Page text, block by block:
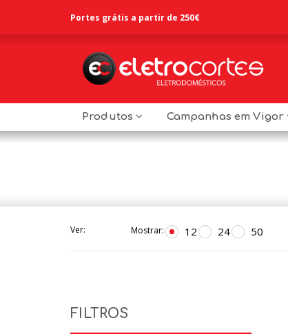
Portes grátis a partir de 250€
Produtos Campanhas em Vigor
Ver: Mostrar: 12 24 50
FILTROS